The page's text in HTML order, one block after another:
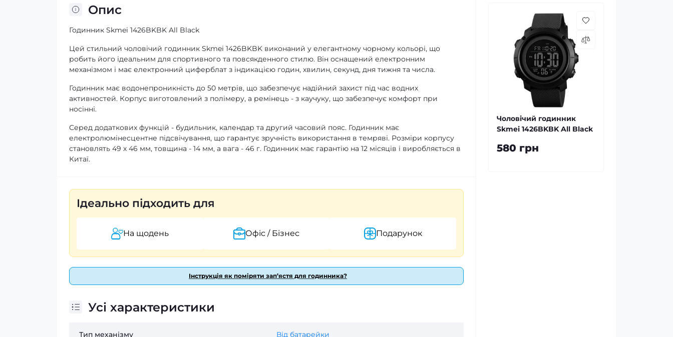
Опис
Годинник Skmei 1426BKBK All Black
Цей стильний чоловічий годинник Skmei 1426BKBK виконаний у елегантному чорному кольорі, що
робить його ідеальним для спортивного та повсякденного стилю. Він оснащений електронним
механізмом і має електронний циферблат з індикацією годин, хвилин, секунд, дня тижня та числа.
Годинник має водонепроникність до 50 метрів, що забезпечує надійний захист під час водних
активностей. Корпус виготовлений з полімеру, а ремінець - з каучуку, що забезпечує комфорт при
носінні.
Серед додаткових функцій - будильник, календар та другий часовий пояс. Годинник має
електролюмінесцентне підсвічування, що гарантує зручність використання в темряві. Розміри корпусу
становлять 49 х 46 мм, товщина - 14 мм, а вага - 46 г. Годинник має гарантію на 12 місяців і виробляється в
Китаї.
Ідеально підходить для
На щодень Офіс / Бізнес Подарунок
Інструкція як поміряти зап’ястя для годинника?
Усі характеристики
Тип механізму Від батарейки
Чоловічий годинник
Skmei 1426BKBK All Black
580 грн